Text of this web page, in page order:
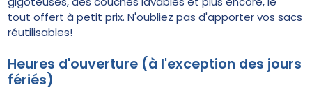
tout offert à petit prix. N'oubliez pas d'apporter vos sacs
réutilisables!
Heures d'ouverture (à l'exception des jours
fériés)